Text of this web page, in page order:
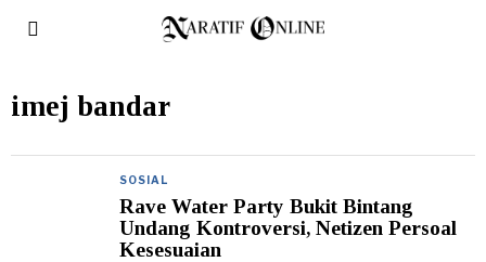
imej bandar
SOSIAL
Rave Water Party Bukit Bintang
Undang Kontroversi, Netizen Persoal
Kesesuaian